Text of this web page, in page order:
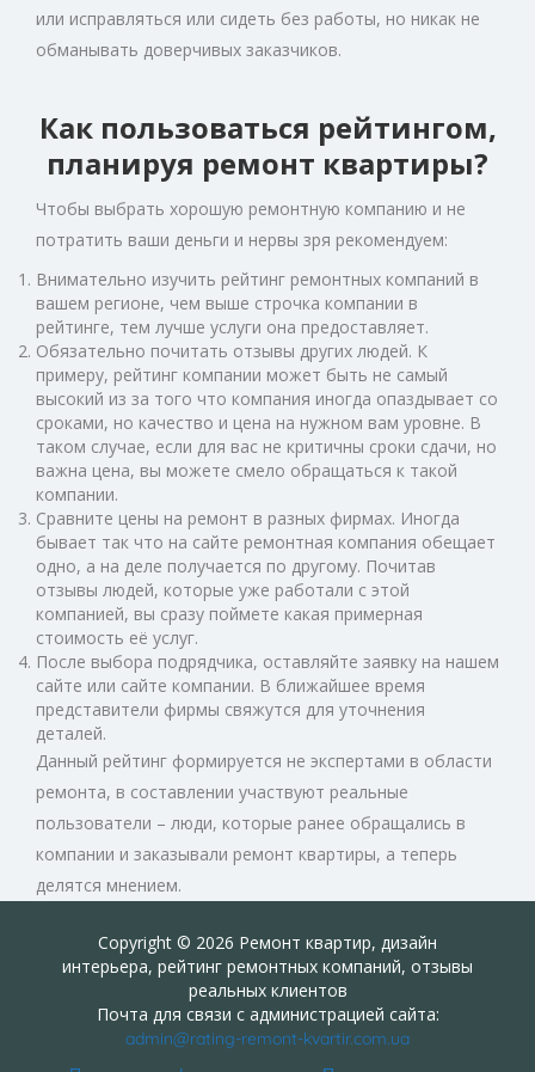
или исправляться или сидеть без работы, но никак не
обманывать доверчивых заказчиков.
Как пользоваться рейтингом,
планируя ремонт квартиры?
Чтобы выбрать хорошую ремонтную компанию и не
потратить ваши деньги и нервы зря рекомендуем:
Внимательно изучить рейтинг ремонтных компаний в
вашем регионе, чем выше строчка компании в
рейтинге, тем лучше услуги она предоставляет.
Обязательно почитать отзывы других людей. К
примеру, рейтинг компании может быть не самый
высокий из за того что компания иногда опаздывает со
сроками, но качество и цена на нужном вам уровне. В
таком случае, если для вас не критичны сроки сдачи, но
важна цена, вы можете смело обращаться к такой
компании.
Сравните цены на ремонт в разных фирмах. Иногда
бывает так что на сайте ремонтная компания обещает
одно, а на деле получается по другому. Почитав
отзывы людей, которые уже работали с этой
компанией, вы сразу поймете какая примерная
стоимость её услуг.
После выбора подрядчика, оставляйте заявку на нашем
сайте или сайте компании. В ближайшее время
представители фирмы свяжутся для уточнения
деталей.
Данный рейтинг формируется не экспертами в области
ремонта, в составлении участвуют реальные
пользователи – люди, которые ранее обращались в
компании и заказывали ремонт квартиры, а теперь
делятся мнением.
Copyright © 2026 Ремонт квартир, дизайн
интерьера, рейтинг ремонтных компаний, отзывы
реальных клиентов
Почта для связи с администрацией сайта:
admin@rating-remont-kvartir.com.ua